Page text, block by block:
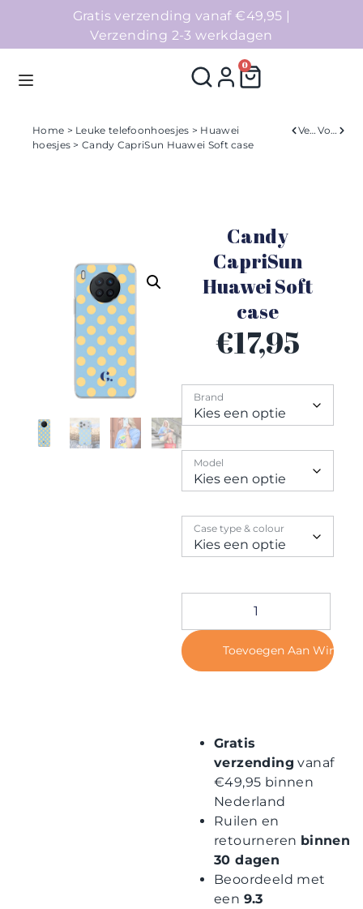
Gratis verzending vanaf €49,95 |
Verzending 2-3 werkdagen
0
Collecties
Home > Leuke telefoonhoesjes > Huawei
hoesjes > Candy CapriSun Huawei Soft case
Verleden Volgend
Candy
CapriSun
Huawei Soft
case
€17,95
Brand
Model
Case type & colour
Toevoegen Aan
Gratis
verzending vanaf
€49,95 binnen
Nederland
Ruilen en
retourneren binnen
30 dagen
Beoordeeld met
een 9.3